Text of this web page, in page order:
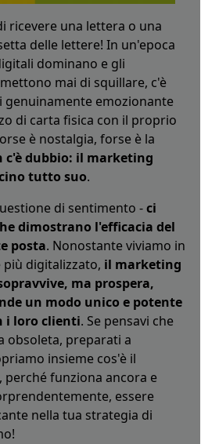
ricevere una lettera o una
delle lettere! In un'epoca
dominano e gli
mai di squillare, c'è
genuinamente emozionante
di carta fisica con il proprio
è nostalgia, forse è la
c'è dubbio: il marketing
tutto suo.
di sentimento -ci
dimostrano l'efficacia del
posta. Nonostante viviamo in
digitalizzato, il marketing
ma prospera,
un modo unico e potente
i loro clienti. Se pensavi che
obsoleta, preparati a
insieme cos'è il
funziona ancora e
essere
nella tua strategia di